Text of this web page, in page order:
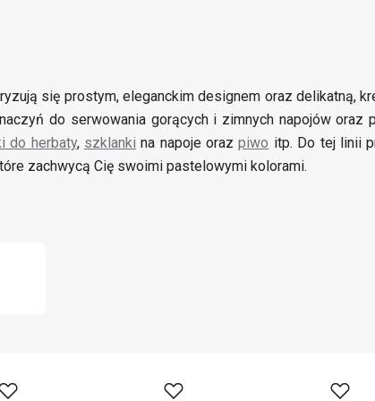
się prostym, eleganckim designem oraz delikatną,
do serwowania gorących i zimnych napojów oraz
do herbaty, szklanki na napoje orazpiwo itp. Do tej linii
zachwycą Cię swoimi pastelowymi kolorami.